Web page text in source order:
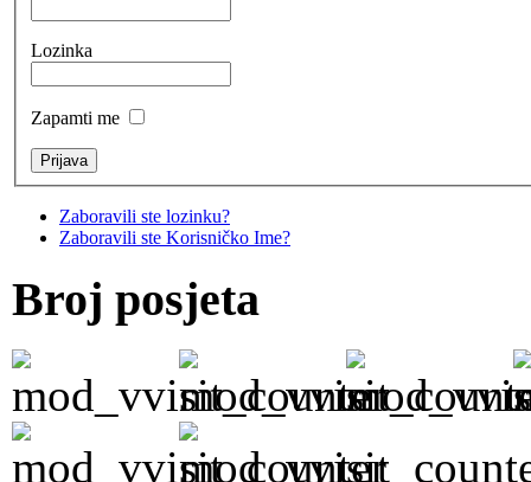
Lozinka
Zapamti me
Zaboravili ste lozinku?
Zaboravili ste Korisničko Ime?
Broj posjeta